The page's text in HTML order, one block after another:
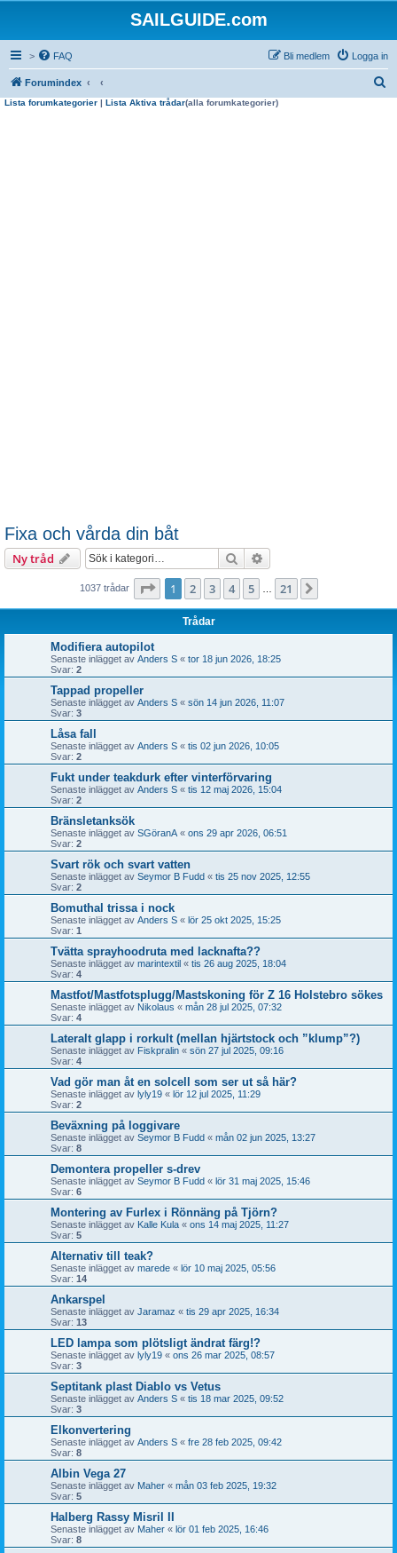
SAILGUIDE.com
> FAQ Logga in
Bli medlem
Forumindex
Lista forumkategorier | Lista Aktiva trådar(alla forumkategorier)
Fixa och vårda din båt
Ny tråd Sök
1037 trådar Sida av 21
1 2 3 4 5 21
Trådar
Modifiera autopilot
Senaste inlägget av Anders S « tor 18 jun 2026, 18:25
Svar: 2
Tappad propeller
Senaste inlägget av Anders S « sön 14 jun 2026, 11:07
Svar: 3
Låsa fall
Senaste inlägget av Anders S « tis 02 jun 2026, 10:05
Svar: 2
Fukt under teakdurk efter vinterförvaring
Senaste inlägget av Anders S « tis 12 maj 2026, 15:04
Svar: 2
Bränsletanksök
Senaste inlägget av SGöranA « ons 29 apr 2026, 06:51
Svar: 2
Svart rök och svart vatten
Senaste inlägget av Seymor B Fudd « tis 25 nov 2025, 12:55
Svar: 2
Bomuthal trissa i nock
Senaste inlägget av Anders S « lör 25 okt 2025, 15:25
Svar: 1
Tvätta sprayhoodruta med lacknafta??
Senaste inlägget av marintextil « tis 26 aug 2025, 18:04
Svar: 4
Mastfot/Mastfotsplugg/Mastskoning för Z 16 Holstebro sökes
Senaste inlägget av Nikolaus « mån 28 jul 2025, 07:32
Svar: 4
Lateralt glapp i rorkult (mellan hjärtstock och ”klump”?)
Senaste inlägget av Fiskpralin « sön 27 jul 2025, 09:16
Svar: 4
Vad gör man åt en solcell som ser ut så här?
Senaste inlägget av lyly19 « lör 12 jul 2025, 11:29
Svar: 2
Beväxning på loggivare
Senaste inlägget av Seymor B Fudd « mån 02 jun 2025, 13:27
Svar: 8
Demontera propeller s-drev
Senaste inlägget av Seymor B Fudd « lör 31 maj 2025, 15:46
Svar: 6
Montering av Furlex i Rönnäng på Tjörn?
Senaste inlägget av Kalle Kula « ons 14 maj 2025, 11:27
Svar: 5
Alternativ till teak?
Senaste inlägget av marede « lör 10 maj 2025, 05:56
Svar: 14
Ankarspel
Senaste inlägget av Jaramaz « tis 29 apr 2025, 16:34
Svar: 13
LED lampa som plötsligt ändrat färg!?
Senaste inlägget av lyly19 « ons 26 mar 2025, 08:57
Svar: 3
Septitank plast Diablo vs Vetus
Senaste inlägget av Anders S « tis 18 mar 2025, 09:52
Svar: 3
Elkonvertering
Senaste inlägget av Anders S « fre 28 feb 2025, 09:42
Svar: 8
Albin Vega 27
Senaste inlägget av Maher « mån 03 feb 2025, 19:32
Svar: 5
Halberg Rassy Misril II
Senaste inlägget av Maher « lör 01 feb 2025, 16:46
Svar: 8